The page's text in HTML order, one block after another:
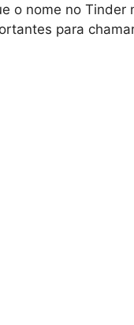
o nome no Tinder
para